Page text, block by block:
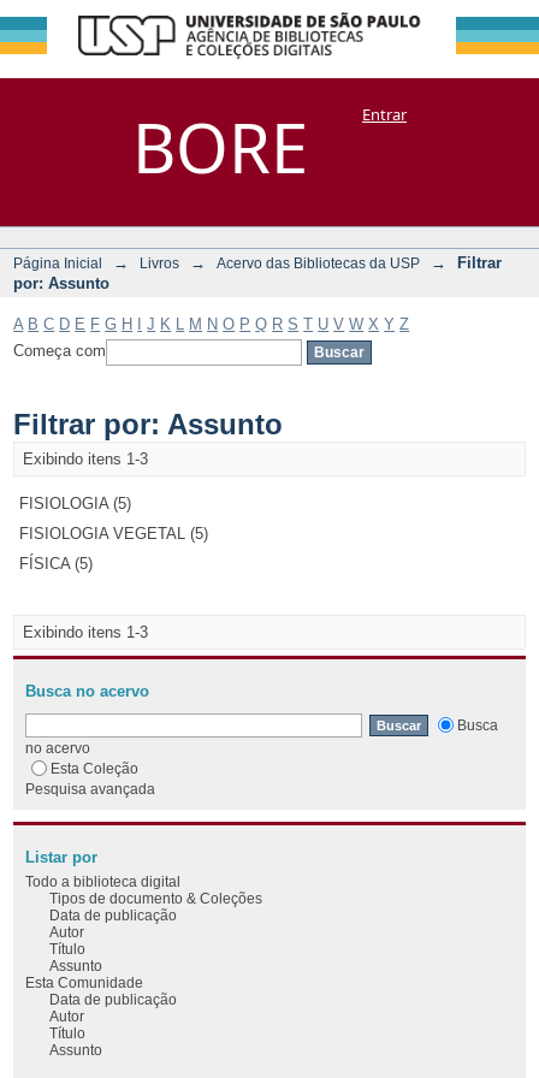
BORE
Filtrar por:
Assunto
DSpace/Manakin + CoriscoEntrar
Página Inicial → Livros → Acervo das Bibliotecas da USP →
Filtrar
por: Assunto
A B C D E F G H J K M N O P Q R S T U V W X Y Z
Começa com
Filtrar por: Assunto
Exibindo itens 1-3
FISIOLOGIA (5)
FISIOLOGIA VEGETAL (5)
FÍSICA (5)
Exibindo itens 1-3
Busca no acervo
Busca
no acervo
Esta Coleção
Pesquisa avançada
Listar por
Todo a biblioteca digital
Tipos de documento & Coleções
Data de publicação
Autor
Título
Assunto
Esta Comunidade
Data de publicação
Autor
Título
Assunto